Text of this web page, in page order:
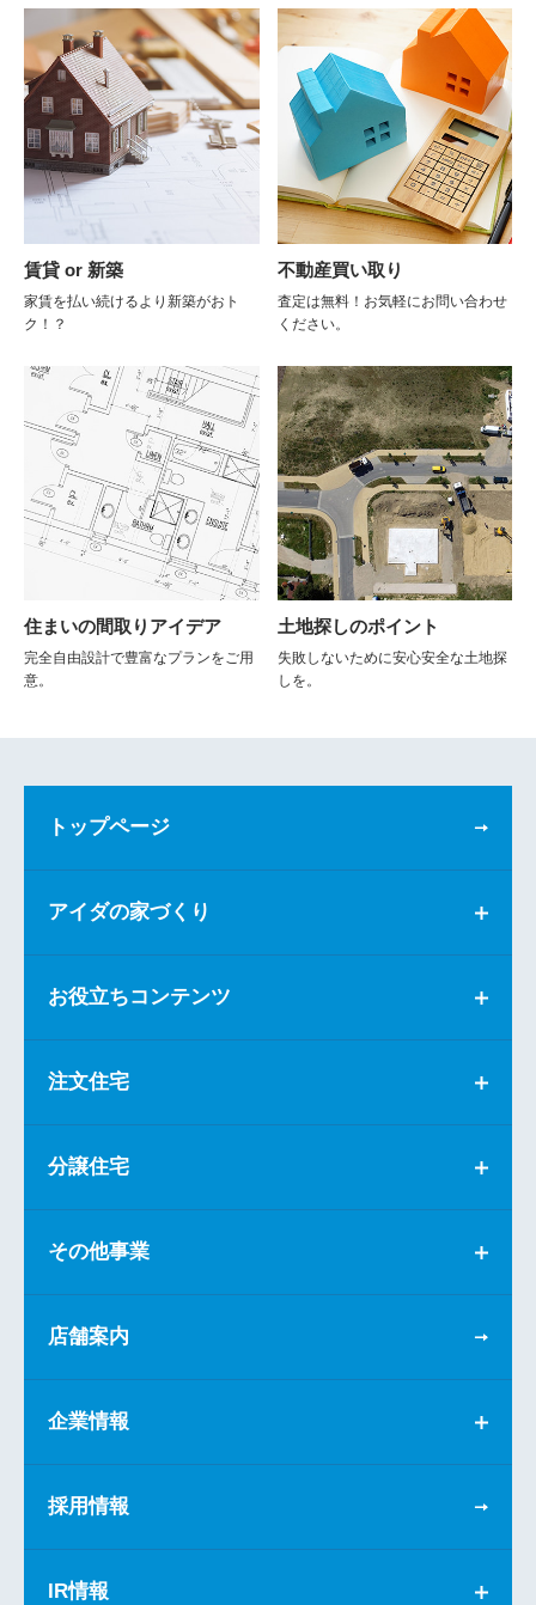
賃貸 or 新築
家賃を払い続けるより新築がおト
ク！？
不動産買い取り
査定は無料！お気軽にお問い合わせ
ください。
住まいの間取りアイデア
完全自由設計で豊富なプランをご用
意。
土地探しのポイント
失敗しないために安心安全な土地探
しを。
トップページ
アイダの家づくり
お役立ちコンテンツ
注文住宅
分譲住宅
その他事業
店舗案内
企業情報
採用情報
IR情報